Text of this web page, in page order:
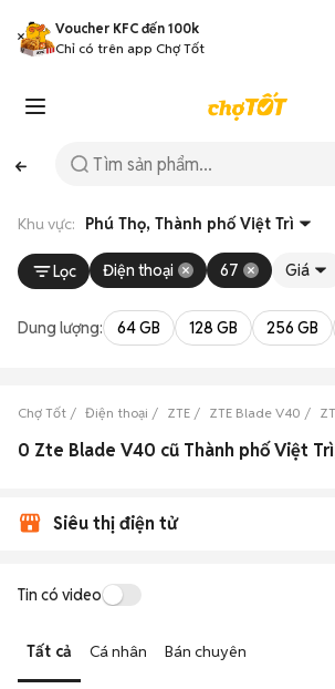
Voucher KFC đến 100k
Chỉ có trên app Chợ Tốt
Khu vực: Phú Thọ, Thành phố Việt Trì
Lọc Điện thoại 67 Giá
Dung lượng: 64 GB 128 GB 256 GB
Chợ Tốt Điện thoại ZTE ZTE Blade V40
0 Zte Blade V40 cũ Thành phố Việt
Siêu thị điện tử
Tin có video
Tất cả Cá nhân Bán chuyên